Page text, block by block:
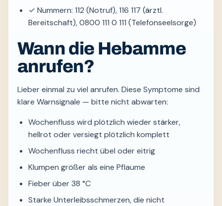
✓ Nummern: 112 (Notruf), 116 117 (ärztl.
Bereitschaft), 0800 111 0 111 (Telefonseelsorge)
Wann die Hebamme
anrufen?
Lieber einmal zu viel anrufen. Diese Symptome sind
klare Warnsignale — bitte nicht abwarten:
Wochenfluss wird plötzlich wieder stärker,
hellrot oder versiegt plötzlich komplett
Wochenfluss riecht übel oder eitrig
Klumpen größer als eine Pflaume
Fieber über 38 °C
Starke Unterleibsschmerzen, die nicht